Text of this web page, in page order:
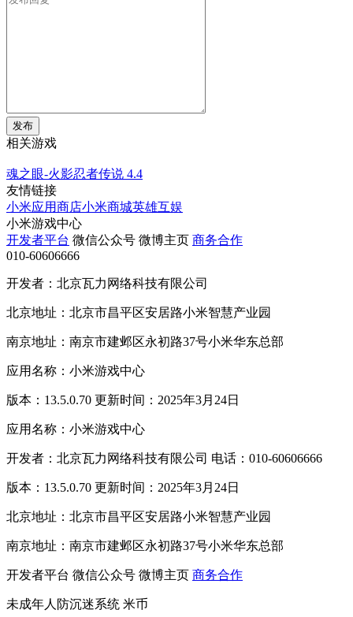
发布
相关游戏
魂之眼-火影忍者传说 4.4
友情链接
小米应用商店小米商城英雄互娱
小米游戏中心
开发者平台 微信公众号 微博主页 商务合作
010-60606666
开发者：北京瓦力网络科技有限公司
北京地址：北京市昌平区安居路小米智慧产业园
南京地址：南京市建邺区永初路37号小米华东总部
应用名称：小米游戏中心
版本：13.5.0.70 更新时间：2025年3月24日
应用名称：小米游戏中心
开发者：北京瓦力网络科技有限公司 电话：010-60606666
版本：13.5.0.70 更新时间：2025年3月24日
北京地址：北京市昌平区安居路小米智慧产业园
南京地址：南京市建邺区永初路37号小米华东总部
开发者平台 微信公众号 微博主页 商务合作
未成年人防沉迷系统 米币